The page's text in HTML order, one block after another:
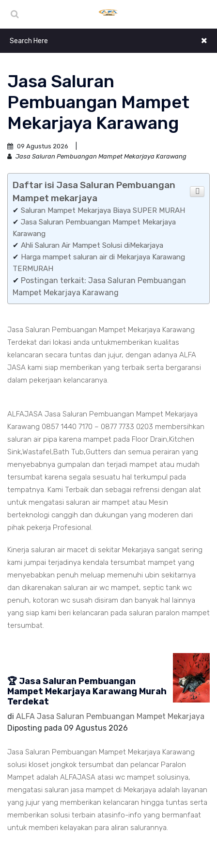
Jasa Saluran
Pembuangan Mampet
Mekarjaya Karawang
09 Agustus 2026
Jasa Saluran Pembuangan Mampet Mekarjaya Karawang
Daftar isi Jasa Saluran Pembuangan
Mampet mekarjaya
✔ Saluran Mampet Mekarjaya Biaya SUPER MURAH
✔ Jasa Saluran Pembuangan Mampet Mekarjaya
Karawang
✔ Ahli Saluran Air Mampet Solusi diMekarjaya
✔ Harga mampet saluran air di Mekarjaya Karawang
TERMURAH
✔ Postingan terkait: Jasa Saluran Pembuangan
Mampet Mekarjaya Karawang
Jasa Saluran Pembuangan Mampet Mekarjaya Karawang
Terdekat dari lokasi anda untukmemberikan kualitas
kelancaran secara tuntas dan jujur, dengan adanya ALFA
JASA kami siap memberikan yang terbaik serta bergaransi
dalam pekerjaan kelancaranya.
ALFAJASA Jasa Saluran Pembuangan Mampet Mekarjaya
Karawang 0857 1440 7170 – 0877 7733 0203 membersihkan
saluran air pipa karena mampet pada Floor Drain,Kitchen
Sink,Wastafel,Bath Tub,Gutters dan semua perairan yang
menyebabnya gumpalan dan terjadi mampet atau mudah
tersumbat karena segala sesuatu hal terkumpul pada
tempatnya. Kami Terbaik dan sebagai refrensi dengan alat
untuk mengatasi saluran air mampet atau Mesin
berteknologi canggih dan dukungan yang moderen dari
pihak pekerja Profesional.
Kinerja saluran air macet di sekitar Mekarjaya sangat sering
kami jumpai terjadinya kendala tersumbat mampet yang
menyebabkan penuh meluap memenuhi ubin sekitarnya
dan dikarenakan saluran air wc mampet, septic tank wc
penuh, kotoran wc susah disiram dan banyak hal lainnya
yang siap kami beri kelancaran pada saluran paralon mampet
tersumbat.
🏆 Jasa Saluran Pembuangan
Mampet Mekarjaya Karawang Murah
Terdekat
di ALFA Jasa Saluran Pembuangan Mampet Mekarjaya
Diposting pada 09 Agustus 2026
Jasa Saluran Pembuangan Mampet Mekarjaya Karawang
solusi kloset jongkok tersumbat dan pelancar Paralon
Mampet adalah ALFAJASA atasi wc mampet solusinya,
mengatasi saluran jasa mampet di Mekarjaya adalah layanan
yang jujur yang memberikan kelancaran hingga tuntas serta
memberikan solusi terbain atasinfo-info yang bermanfaat
untuk memberi kelayakan para aliran salurannya.